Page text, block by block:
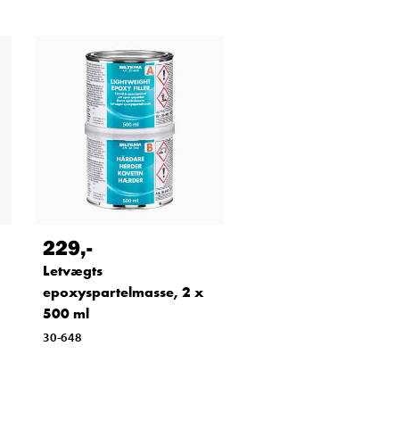
229,-
Letvægts
epoxyspartelmasse, 2 x
500 ml
30-648